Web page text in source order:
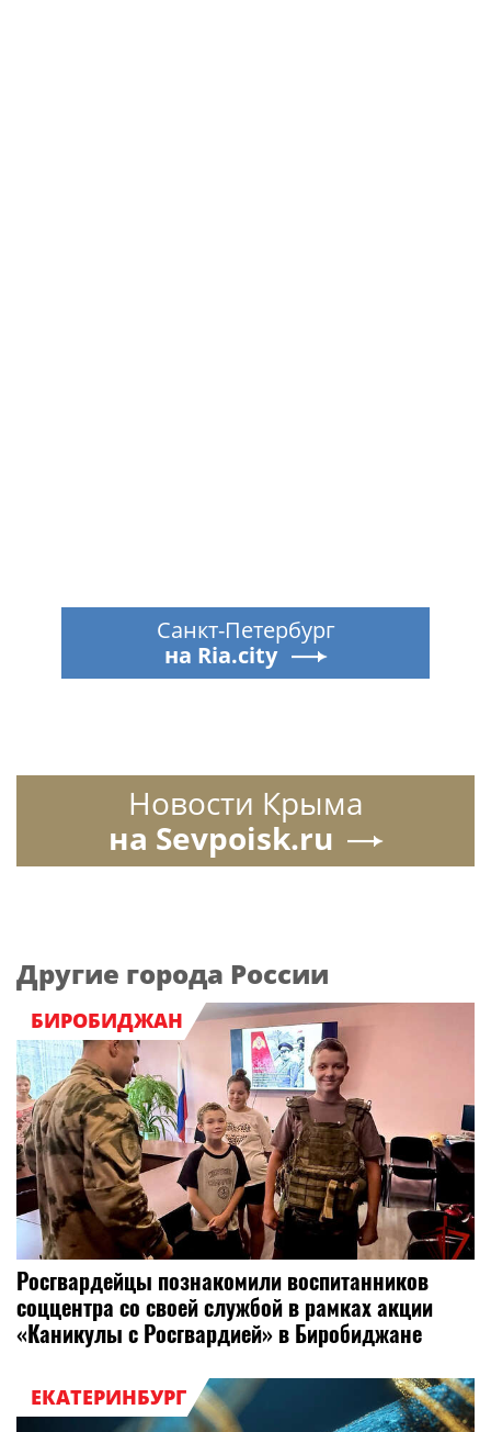
Санкт-Петербург
на Ria.city
Новости Крыма
на Sevpoisk.ru
Другие города России
БИРОБИДЖАН
Росгвардейцы познакомили воспитанников
соццентра со своей службой в рамках акции
«Каникулы с Росгвардией» в Биробиджане
ЕКАТЕРИНБУРГ